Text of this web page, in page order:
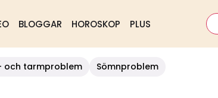
BLOGGAR HOROSKOP PLUS
och tarmproblem Sömnproblem